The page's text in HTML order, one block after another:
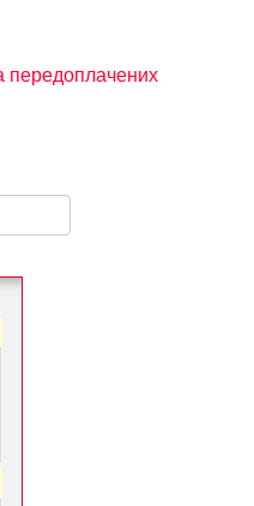
передоплачених